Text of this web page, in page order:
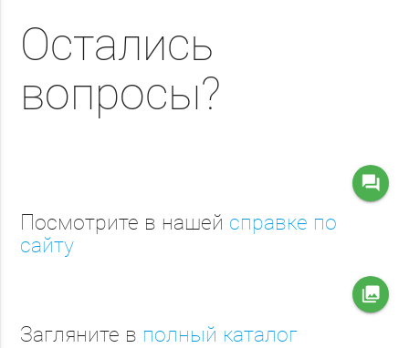
Остались
вопросы?
question_answer
Посмотрите в нашей справке по
сайту
collections
Загляните в полный каталог